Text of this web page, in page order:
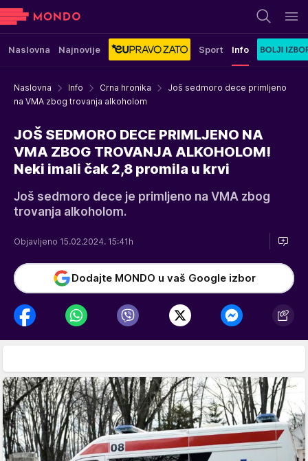
Naslovna Najnovije Sport Info
Naslovna Info Crna hronika
Još sedmoro dece primljeno
na VMA zbog trovanja alkoholom
JOŠ SEDMORO DECE PRIMLJENO NA
VMA ZBOG TROVANJA ALKOHOLOM!
Neki imali čak 2,8 promila u krvi
Još sedmoro dece je primljeno na VMA zbog
trovanja alkoholom.
Objavljeno 15.02.2024. 15:41h
Dodajte MONDO u vaš Google izbor